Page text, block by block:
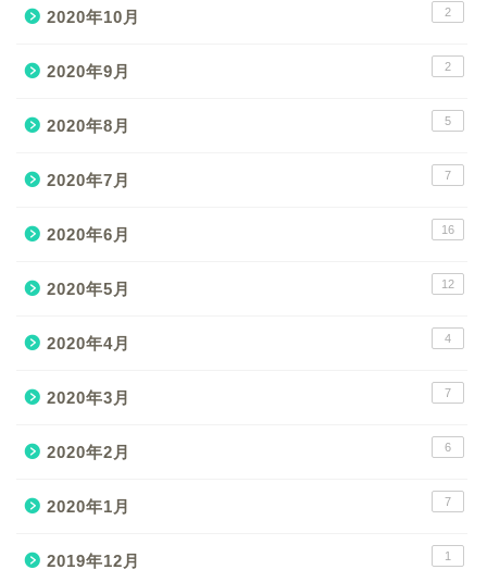
2020年10月 2
2020年9月 2
2020年8月 5
2020年7月 7
2020年6月 16
2020年5月 12
2020年4月 4
2020年3月 7
2020年2月 6
2020年1月 7
2019年12月 1